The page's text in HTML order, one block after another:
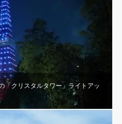
「クリスタルタワー」ライトアッ